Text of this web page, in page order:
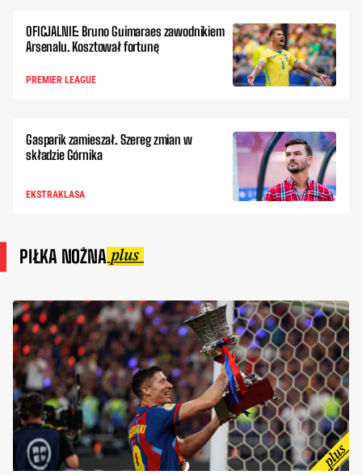
OFICJALNIE: Bruno Guimaraes zawodnikiem
Arsenalu. Kosztował fortunę
PREMIER LEAGUE
Gasparik zamieszał. Szereg zmian w
składzie Górnika
EKSTRAKLASA
PIŁKA NOŻNA